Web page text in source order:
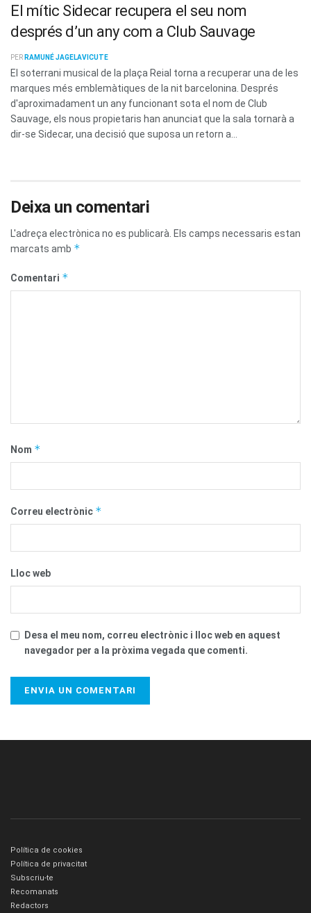
El mític Sidecar recupera el seu nom
després d’un any com a Club Sauvage
PER RAMUNÉ JAGELAVICUTE
El soterrani musical de la plaça Reial torna a recuperar una de les
marques més emblemàtiques de la nit barcelonina. Després
d'aproximadament un any funcionant sota el nom de Club
Sauvage, els nous propietaris han anunciat que la sala tornarà a
dir-se Sidecar, una decisió que suposa un retorn a...
Deixa un comentari
L'adreça electrònica no es publicarà. Els camps necessaris estan
marcats amb *
Comentari *
Nom *
Correu electrònic *
Lloc web
Desa el meu nom, correu electrònic i lloc web en aquest
navegador per a la pròxima vegada que comenti.
Política de cookies
Política de privacitat
Subscriu-te
Recomanats
Redactors